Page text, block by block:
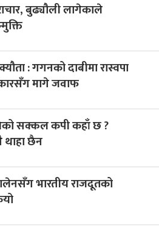
बुढ्यौली लागेकाले
: गगनको दाबीमा रास्वपा
मागे जवाफ
सक्कल कपी कहाँ छ ?
थाहा छैन
भारतीय राजदूतको